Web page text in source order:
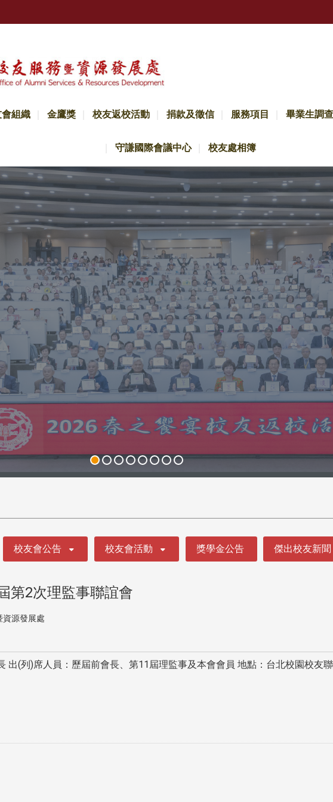
組織 金鷹獎 校友返校活動 捐款及徵信 服務項目 畢業生調查
守謙國際會議中心 校友處相簿
校友會公告 校友會活動 獎學金公告 傑出校友新聞
第2次理監事聯誼會
資源發展處
出(列)席人員：歷屆前會長、第11屆理監事及本會會員 地點：台北校園校友